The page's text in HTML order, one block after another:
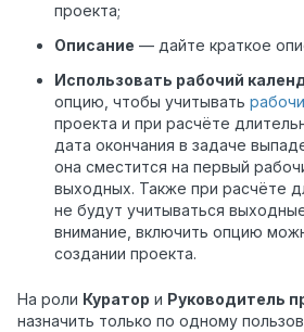
проекта;
Описание — дайте краткое
Использовать рабочий
опцию, чтобы учитывать
проекта и при расчёте
дата окончания в задаче
она сместится на первый
выходных. Также при расчёте
не будут учитываться
внимание, включить опцию
создании проекта.
На роли Куратор и Руководитель
назначить только по одному